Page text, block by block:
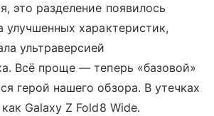
это разделение появилось
улучшенных характеристик,
ультраверсией
Всё проще — теперь «базовой»
герой нашего обзора. В утечках
Galaxy Z Fold8 Wide.